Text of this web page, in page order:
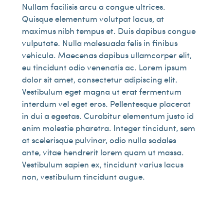
Nullam facilisis arcu a congue ultrices.
Quisque elementum volutpat lacus, at
maximus nibh tempus et. Duis dapibus congue
vulputate. Nulla malesuada felis in finibus
vehicula. Maecenas dapibus ullamcorper elit,
eu tincidunt odio venenatis ac. Lorem ipsum
dolor sit amet, consectetur adipiscing elit.
Vestibulum eget magna ut erat fermentum
interdum vel eget eros. Pellentesque placerat
in dui a egestas. Curabitur elementum justo id
enim molestie pharetra. Integer tincidunt, sem
at scelerisque pulvinar, odio nulla sodales
ante, vitae hendrerit lorem quam ut massa.
Vestibulum sapien ex, tincidunt varius lacus
non, vestibulum tincidunt augue.